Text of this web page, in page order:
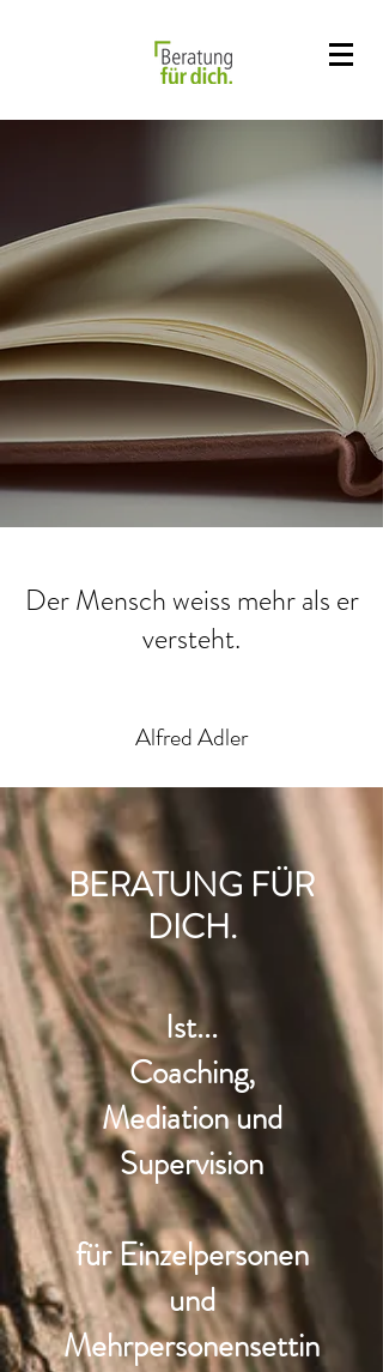
Der Mensch weiss mehr als er
versteht.
Alfred Adler
BERATUNG FÜR
DICH.
Ist...
Coaching,
Mediation und
Supervision
für Einzelpersonen
und
Mehrpersonensettin